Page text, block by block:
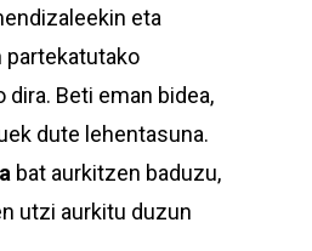
eta
partekatutako
dira. Beti eman bidea,
dute lehentasuna.
bat aurkitzen baduzu,
utzi aurkitu duzun